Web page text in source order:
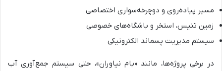
مسیر پیاده‌روی و دوچرخه‌سواری اختصاصی
زمین تنیس، استخر و باشگاه‌های خصوصی
سیستم مدیریت پسماند الکترونیکی
در برخی پروژه‌ها، مانند «بام نیاوران»، حتی سیستم جمع‌آوری آب